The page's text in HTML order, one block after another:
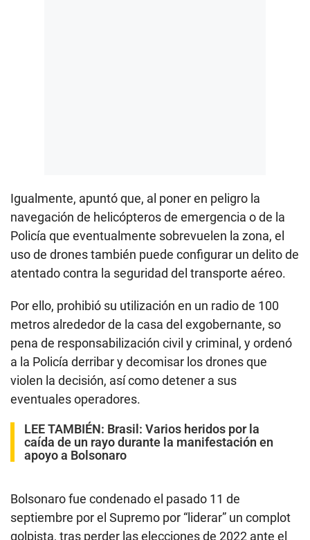
Igualmente, apuntó que, al poner en peligro la
navegación de helicópteros de emergencia o de la
Policía que eventualmente sobrevuelen la zona, el
uso de drones también puede configurar un delito de
atentado contra la seguridad del transporte aéreo.
Por ello, prohibió su utilización en un radio de 100
metros alrededor de la casa del exgobernante, so
pena de responsabilización civil y criminal, y ordenó
a la Policía derribar y decomisar los drones que
violen la decisión, así como detener a sus
eventuales operadores.
LEE TAMBIÉN: Brasil: Varios heridos por la
caída de un rayo durante la manifestación en
apoyo a Bolsonaro
Bolsonaro fue condenado el pasado 11 de
septiembre por el Supremo por “liderar” un complot
golpista, tras perder las elecciones de 2022 ante el